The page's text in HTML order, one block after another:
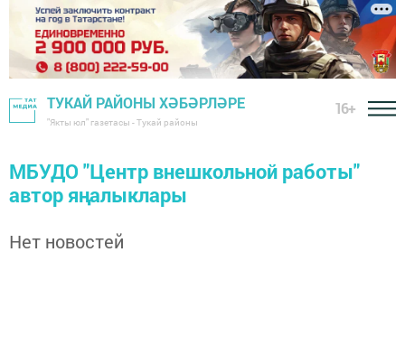
ТУКАЙ РАЙОНЫ ХӘБӘРЛӘРЕ
"Якты юл" газетасы - Тукай районы
16+
МБУДО "Центр внешкольной работы"
автор яңалыклары
Нет новостей